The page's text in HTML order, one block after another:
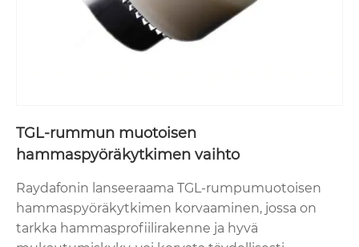
TGL-rummun muotoisen
hammaspyöräkytkimen vaihto
Raydafonin lanseeraama TGL-rumpumuotoisen
hammaspyöräkytkimen korvaaminen, jossa on
tarkka hammasprofiilirakenne ja hyvä